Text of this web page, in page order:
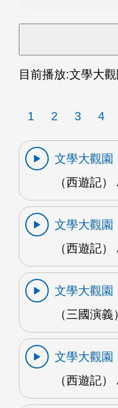
目前播放:文學大觀
1 2 3 4
文學大觀園
（西遊記）
文學大觀園
（西遊記）
文學大觀園
（三國演
文學大觀園
（西遊記）